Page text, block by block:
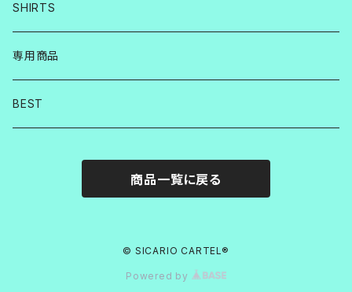
SHIRTS
専用商品
BEST
商品一覧に戻る
© SICARIO CARTEL®︎
Powered by